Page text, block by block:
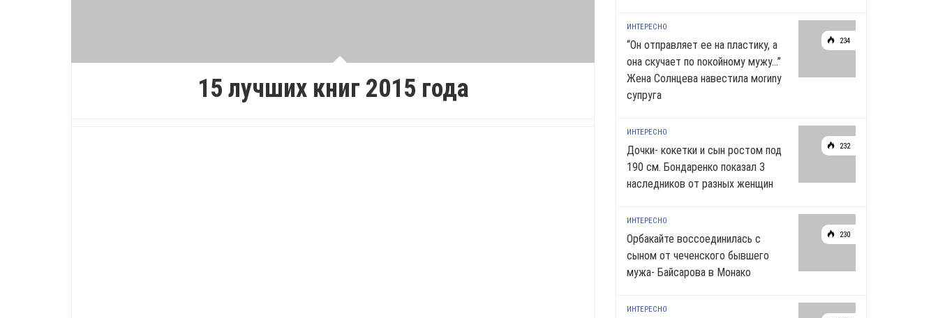
15 лучших книг 2015 года
234
ИНТЕРЕСНО
“Он отправляет ее на пластику, а
она скучает по noкoйномy мужу…”
Жена Солнцева навестила моrиnу
супруга
232
ИНТЕРЕСНО
Дочки- кокетки и сын ростом под
190 см. Бондаренко показал 3
наследников от разных женщин
230
ИНТЕРЕСНО
Орбакайте воссоединилась с
сыном от чеченского бывшего
мужа- Байсарова в Монако
ИНТЕРЕСНО